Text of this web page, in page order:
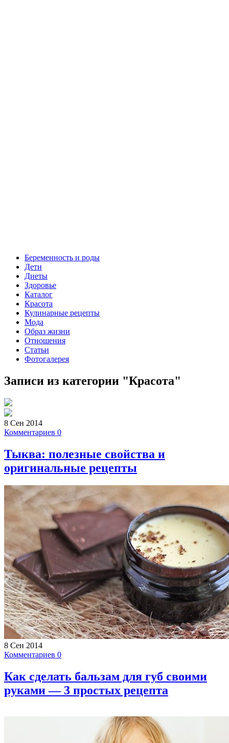
Беременность и роды
Дети
Диеты
Здоровье
Каталог
Красота
Кулинарные рецепты
Мода
Образ жизни
Отношения
Статьи
Фотогалерея
Записи из категории "Красота"
8 Сен 2014
Комментариев 0
Тыква: полезные свойства и
оригинальные рецепты
8 Сен 2014
Комментариев 0
Как сделать бальзам для губ своими
руками — 3 простых рецепта